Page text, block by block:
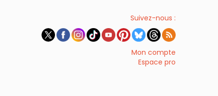
Suivez-nous :
Mon compte
Espace pro